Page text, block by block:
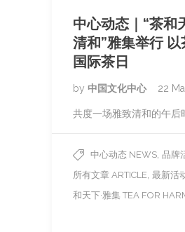
中心动态｜“茶和
清和”雅集举行
国际茶日
by 中国文化中心 22
共度一场雅致清和的午后
中心动态 NEWS, 品牌
所有文章 ARTICLE, 最新活
和天下·雅集 TEA FOR